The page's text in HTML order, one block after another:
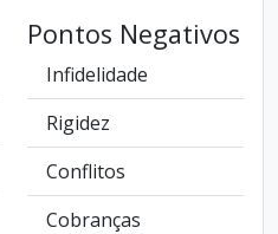
Pontos Negativos
Infidelidade
Rigidez
Conflitos
Cobranças